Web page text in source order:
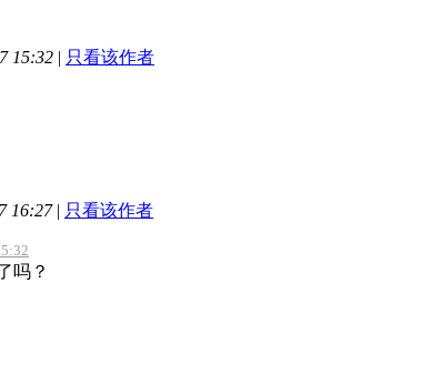
15:32 | 只看该作者
16:27 | 只看该作者
吗？